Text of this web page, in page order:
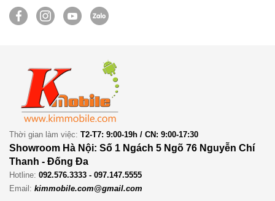
Thời gian làm việc: T2-T7: 9:00-19h / CN: 9:00-17:30
Showroom Hà Nội: Số 1 Ngách 5 Ngõ 76 Nguyễn Chí
Thanh - Đống Đa
Hotline: 092.576.3333 - 097.147.5555
Email: kimmobile.com@gmail.com